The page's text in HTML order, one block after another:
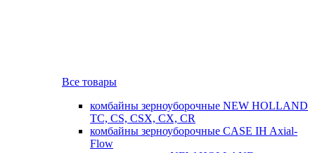
Все товары
комбайны зерноуборочные NEW HOLLAND
TC, CS, CSX, CX, CR
комбайны зерноуборочные CASE IH Axial-
Flow